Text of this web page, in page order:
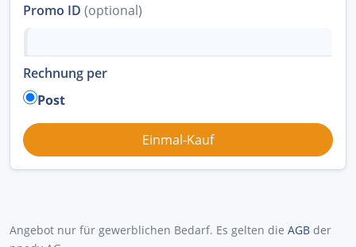
Promo ID (optional)
Rechnung per
Post
Angebot nur für gewerblichen Bedarf. Es gelten die AGB der